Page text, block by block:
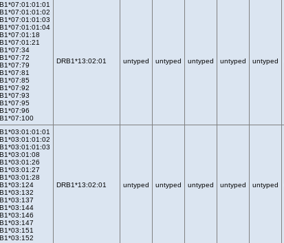
DRB1*13:02:01 untyped untyped untyped untyped untyped
DRB1*13:02:01 untyped untyped untyped untyped untyped